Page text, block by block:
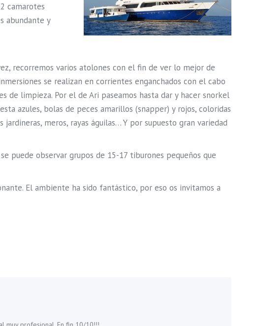
camarotes
abundante y
recorremos varios atolones con el fin de ver lo mejor de
se realizan en corrientes enganchados con el cabo
limpieza. Por el de Ari paseamos hasta dar y hacer snorkel
azules, bolas de peces amarillos (snapper) y rojos, coloridas
jardineras, meros, rayas águilas… Y por supuesto gran variedad
puede observar grupos de 15-17 tiburones pequeños que
El ambiente ha sido fantástico, por eso os invitamos a